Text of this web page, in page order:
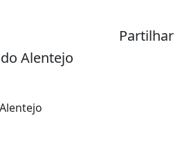
Partilhar
Alentejo